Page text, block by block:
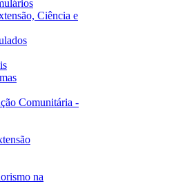
Ciência e
Comunitária -
na